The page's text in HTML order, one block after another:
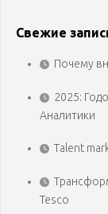
Свежие
Почему
2025:
Аналитики
Talent
Tesco